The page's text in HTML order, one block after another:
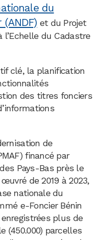
du
et du Projet
l’Echelle du Cadastre
clé, la planification
des titres fonciers
de
financé par
Pays-Bas près le
œuvré de 2019 à 2023,
nationale du
e-Foncier Bénin
plus de
(450.000) parcelles